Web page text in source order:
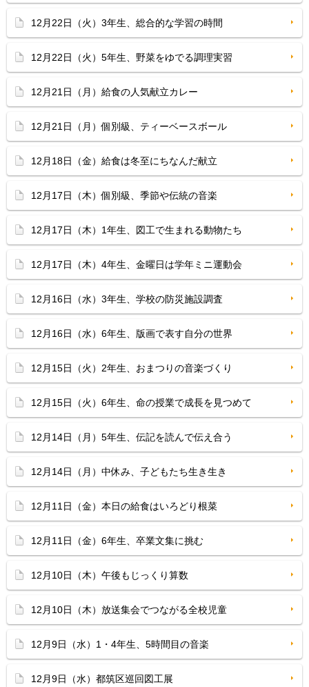
12月22日（火）3年生、総合的な学習の時間
12月22日（火）5年生、野菜をゆでる調理実習
12月21日（月）給食の人気献立カレー
12月21日（月）個別級、ティーベースボール
12月18日（金）給食は冬至にちなんだ献立
12月17日（木）個別級、季節や伝統の音楽
12月17日（木）1年生、図工で生まれる動物たち
12月17日（木）4年生、金曜日は学年ミニ運動会
12月16日（水）3年生、学校の防災施設調査
12月16日（水）6年生、版画で表す自分の世界
12月15日（火）2年生、おまつりの音楽づくり
12月15日（火）6年生、命の授業で成長を見つめて
12月14日（月）5年生、伝記を読んで伝え合う
12月14日（月）中休み、子どもたち生き生き
12月11日（金）本日の給食はいろどり根菜
12月11日（金）6年生、卒業文集に挑む
12月10日（木）午後もじっくり算数
12月10日（木）放送集会でつながる全校児童
12月9日（水）1・4年生、5時間目の音楽
12月9日（水）都筑区巡回図工展